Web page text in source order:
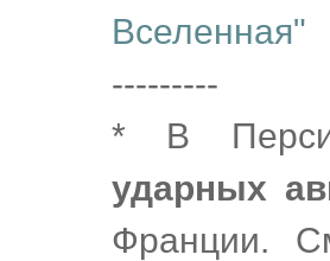
Вселенная"
---------
* В
ударных
Франции.